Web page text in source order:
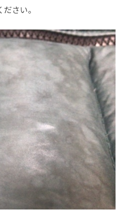
さい。